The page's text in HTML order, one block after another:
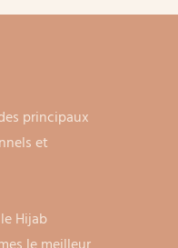
principaux
et
Hijab